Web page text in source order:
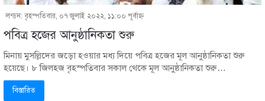
লন্ডন: বৃহস্পতিবার, ০৭ জুলাই ২০২২, ১১:০০ পূর্বাহ্ণ
পবিত্র হজের আনুষ্ঠানিকতা শুরু
মিনায় মুসল্লিদের জড়ো হওয়ার মধ্য দিয়ে পবিত্র হজের মূল আনুষ্ঠানিকতা শুরু
হয়েছে। ৮ জিলহজ বৃহস্পতিবার সকাল থেকে মূল আনুষ্ঠানিকতা শুরু…
বিস্তারিত